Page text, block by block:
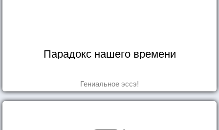
Парадокс нашего времени
Гениальное эссэ!